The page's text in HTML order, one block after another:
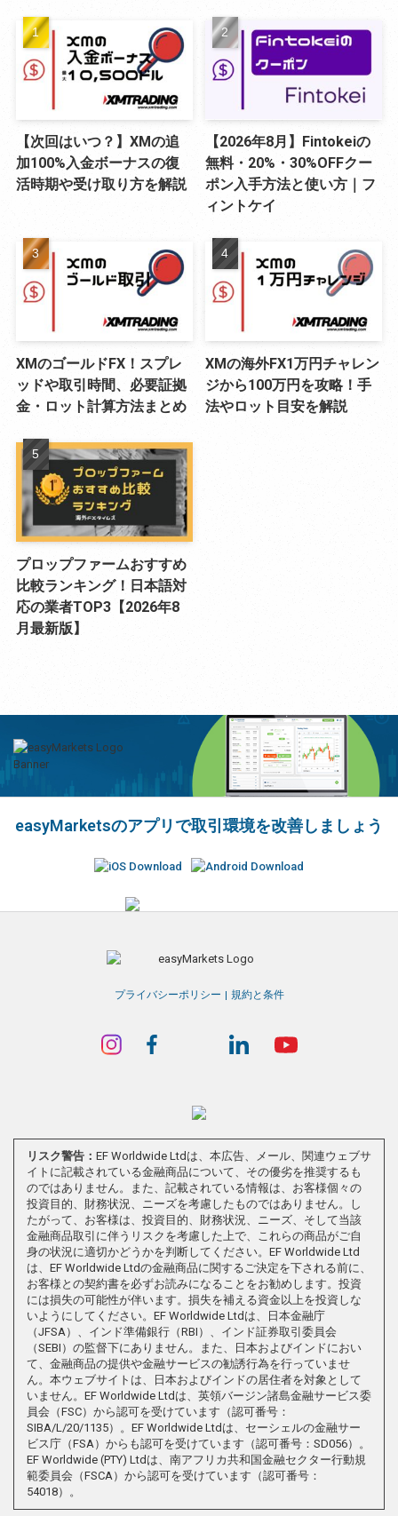
【次回はいつ？】XMの追
加100%入金ボーナスの復
活時期や受け取り方を解説
【2026年8月】Fintokeiの
無料・20%・30%OFFクー
ポン入手方法と使い方｜フ
ィントケイ
XMのゴールドFX！スプレ
ッドや取引時間、必要証拠
金・ロット計算方法まとめ
XMの海外FX1万円チャレン
ジから100万円を攻略！手
法やロット目安を解説
プロップファームおすすめ
比較ランキング！日本語対
応の業者TOP3【2026年8
月最新版】
easyMarketsのアプリで取引環境を改善しましょう
プライバシーポリシー 規約と条件
リスク警告： EF Worldwide Ltdは、本広告、メール、関連ウェブサ
イトに記載されている金融商品について、その優劣を推奨するも
のではありません。また、記載されている情報は、お客様個々の
投資目的、財務状況、ニーズを考慮したものではありません。し
たがって、お客様は、投資目的、財務状況、ニーズ、そして当該
金融商品取引に伴うリスクを考慮した上で、これらの商品がご自
身の状況に適切かどうかを判断してください。EF Worldwide Ltd
は、EF Worldwide Ltdの金融商品に関するご決定を下される前に、
お客様との契約書を必ずお読みになることをお勧めします。投資
には損失の可能性が伴います。損失を補える資金以上を投資しな
いようにしてください。EF Worldwide Ltdは、日本金融庁
（JFSA）、インド準備銀行（RBI）、インド証券取引委員会
（SEBI）の監督下にありません。また、日本およびインドにおい
て、金融商品の提供や金融サービスの勧誘行為を行っていませ
ん。本ウェブサイトは、日本およびインドの居住者を対象として
いません。EF Worldwide Ltdは、英領バージン諸島金融サービス委
員会（FSC）から認可を受けています（認可番号：
SIBA/L/20/1135）。EF Worldwide Ltdは、セーシェルの金融サー
ビス庁（FSA）からも認可を受けています（認可番号：SD056）。
EF Worldwide (PTY) Ltdは、南アフリカ共和国金融セクター行動規
範委員会（FSCA）から認可を受けています（認可番号：
54018）。